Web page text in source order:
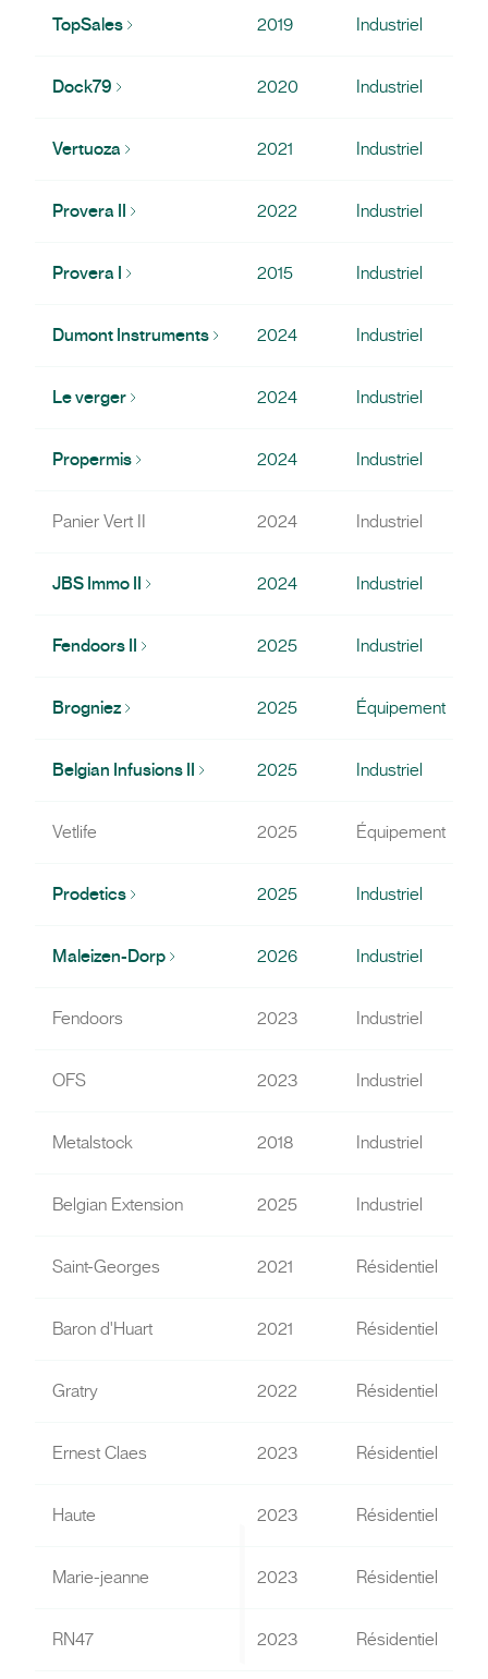
TopSales 2019 Industriel
Dock79 2020 Industriel
Vertuoza 2021 Industriel
Provera II 2022 Industriel
Provera I 2015 Industriel
Dumont Instruments 2024 Industriel
Le verger 2024 Industriel
Propermis 2024 Industriel
Panier Vert II 2024 Industriel
JBS Immo II 2024 Industriel
Fendoors II 2025 Industriel
Brogniez 2025 Équipement
Belgian Infusions II 2025 Industriel
Vetlife 2025 Équipement
Prodetics 2025 Industriel
Maleizen-Dorp 2026 Industriel
Fendoors 2023 Industriel
OFS 2023 Industriel
Metalstock 2018 Industriel
Belgian Extension 2025 Industriel
Saint-Georges 2021 Résidentiel
Baron d'Huart 2021 Résidentiel
Gratry 2022 Résidentiel
Ernest Claes 2023 Résidentiel
Haute 2023 Résidentiel
Marie-jeanne 2023 Résidentiel
RN47 2023 Résidentiel